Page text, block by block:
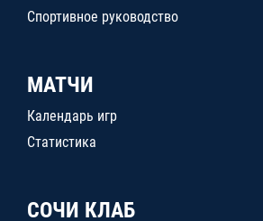
Спортивное руководство
МАТЧИ
Календарь игр
Статистика
СОЧИ КЛАБ